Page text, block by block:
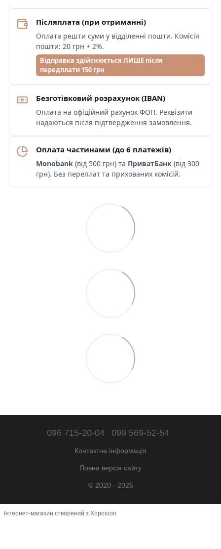
Післяплата (при отриманні)
Оплата решти суми у відділенні пошти. Комісія
пошти: 20 грн + 2%.
Відправка здійснюється ЛИШЕ після
передплати 150 грн
Безготівковий розрахунок (IBAN)
Оплата на офіційний рахунок ФОП. Реквізити
надаються після підтвердження замовлення.
Оплата частинами (до 6 платежів)
Monobank (від 500 грн) та ПриватБанк (від 300
грн). Без переплат та прихованих комісій.
096 715-20-04 099 569-52-54
Контактна інформація
Повна версія сайту
© 2020 - 2026
Інтернет-магазин створений з Хорошоп